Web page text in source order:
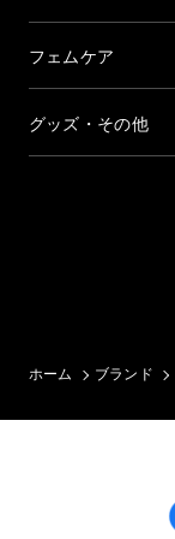
フェムケア
グッズ・その他
ホーム ブランド